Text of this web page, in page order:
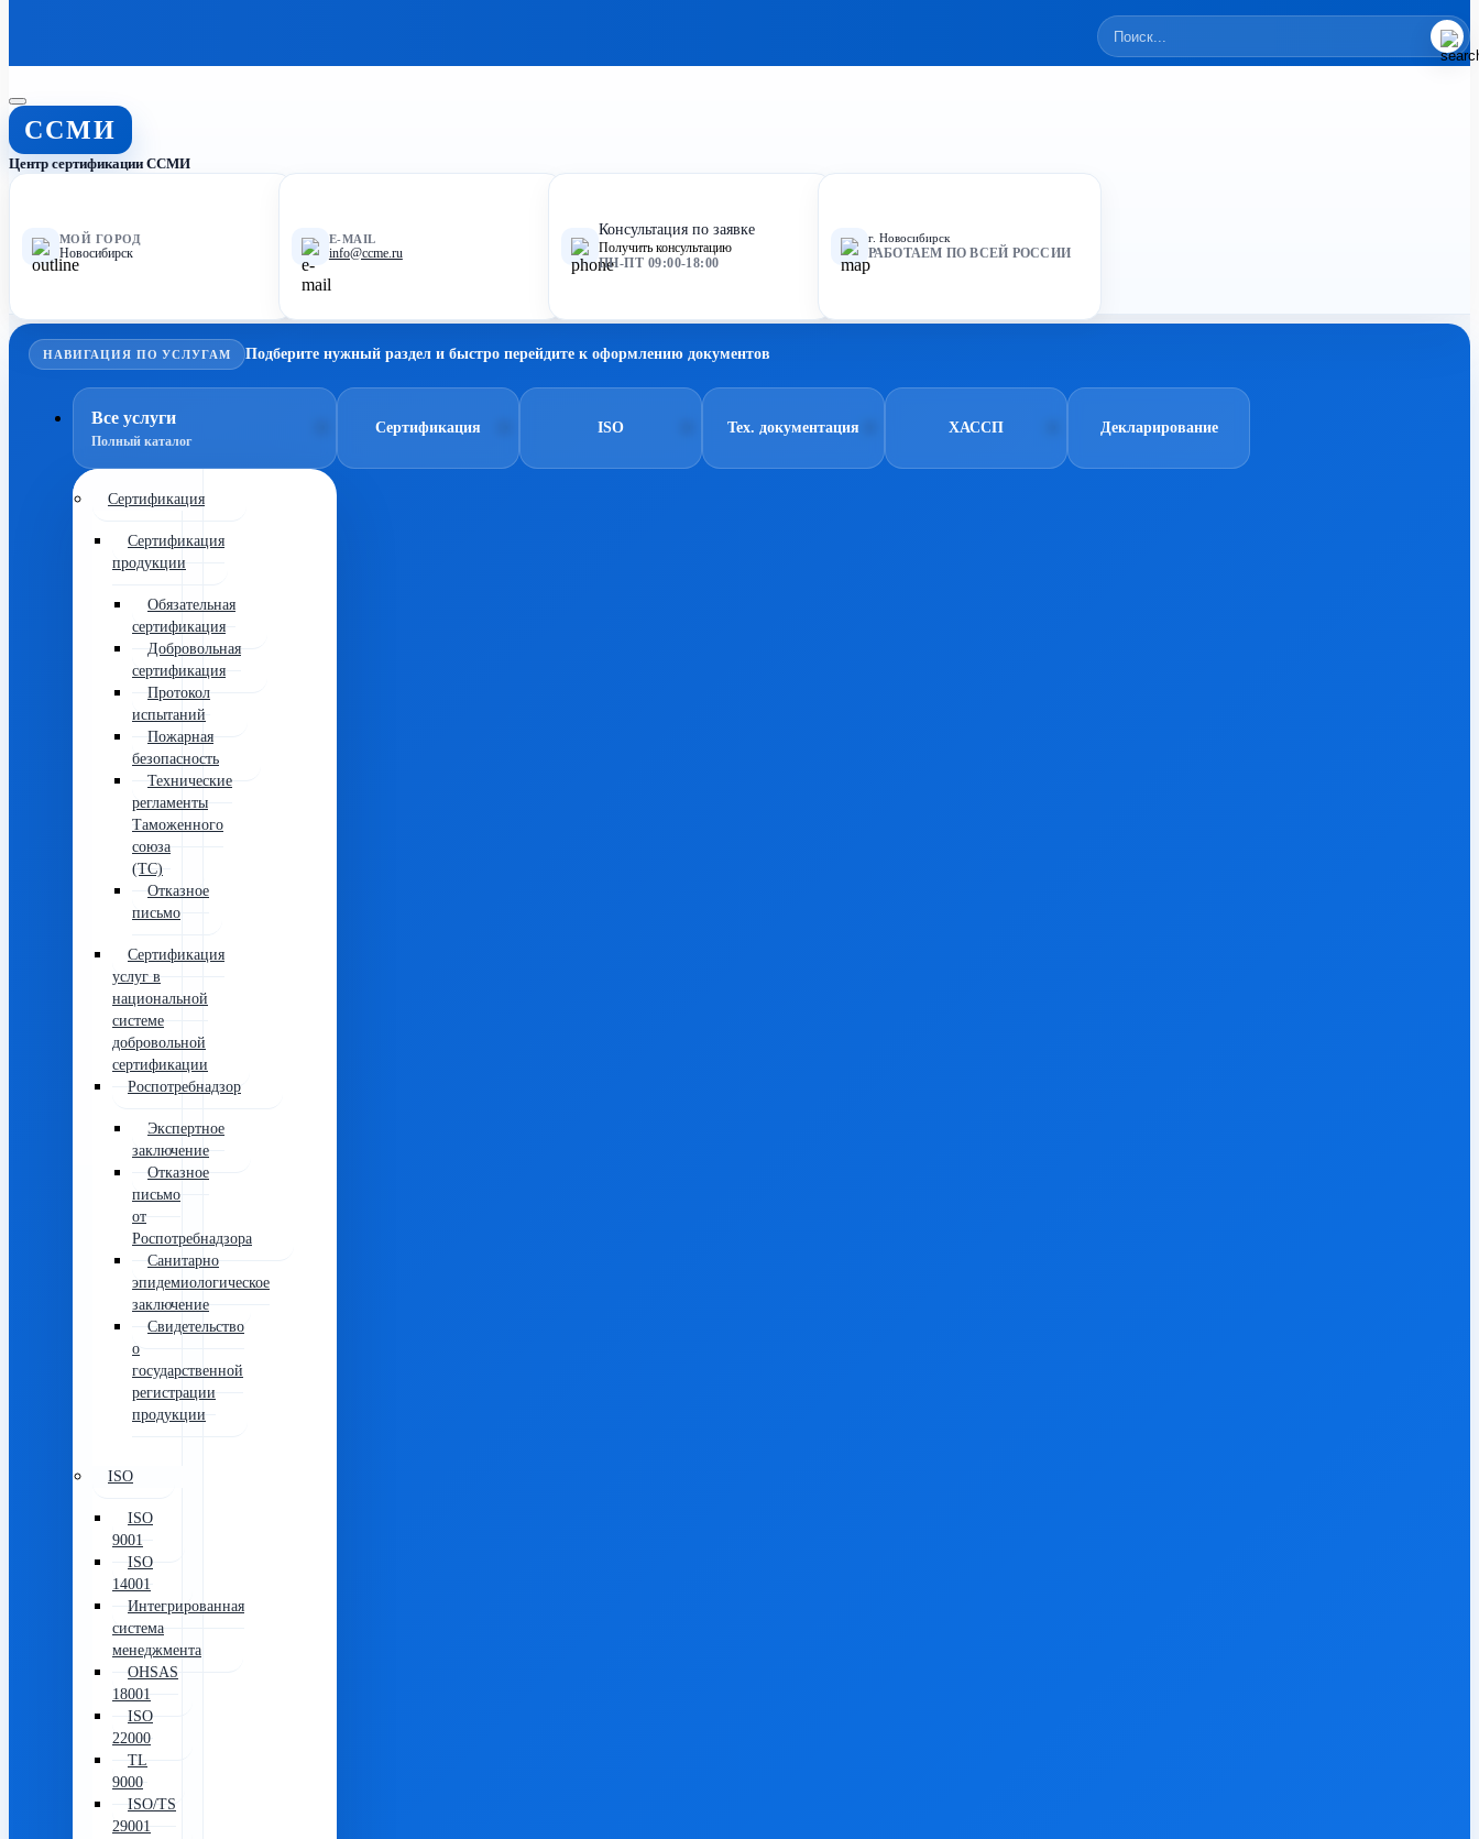
ССМИ
Центр сертификации ССМИ
МОЙ ГОРОД
Новосибирск
E-MAIL
info@ccme.ru
Консультация по заявке
Получить консультацию
ПН-ПТ 09:00-18:00
г. Новосибирск
РАБОТАЕМ ПО ВСЕЙ РОССИИ
НАВИГАЦИЯ ПО УСЛУГАМ Подберите нужный раздел и быстро перейдите к оформлению документов
Все услуги
Полный каталог
Сертификация
Сертификация
продукции
Обязательная
сертификация
Добровольная
сертификация
Протокол
испытаний
Пожарная
безопасность
Технические
регламенты
Таможенного
союза
(ТС)
Отказное
письмо
Сертификация
услуг в
национальной
системе
добровольной
сертификации
Роспотребнадзор
Экспертное
заключение
Отказное
письмо
от
Роспотребнадзора
Санитарно
эпидемиологическое
заключение
Свидетельство
о
государственной
регистрации
продукции
ISO
ISO
9001
ISO
14001
Интегрированная
система
менеджмента
OHSAS
18001
ISO
22000
TL
9000
ISO/TS
29001
Сертификация ISO Тех. документация ХАССП Декларирование